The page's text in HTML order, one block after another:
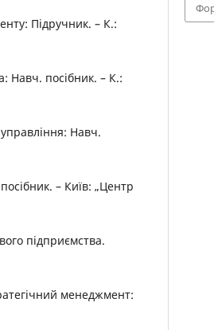
Підручник. – К.:
Навч. посібник. – К.:
Навч.
– Київ: „Центр
підприємства.
менеджмент: